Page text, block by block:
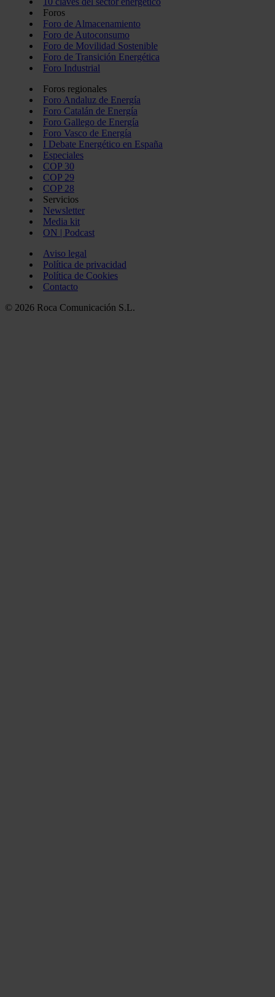
Foros
Foro de Almacenamiento
Foro de Autoconsumo
Foro de Movilidad Sostenible
Foro de Transición Energética
Foro Industrial
Foros regionales
Foro Andaluz de Energía
Foro Catalán de Energía
Foro Gallego de Energía
Foro Vasco de Energía
I Debate Energético en España
Especiales
COP 30
COP 29
COP 28
Servicios
Newsletter
Media kit
ON | Podcast
Aviso legal
Política de privacidad
Política de Cookies
Contacto
© 2026 Roca Comunicación S.L.